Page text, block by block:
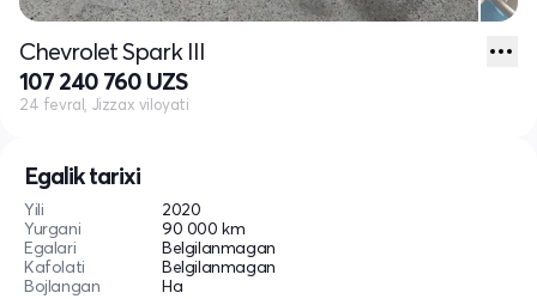
Egalik tarixi
Yili
2020
Yurgani
90 000 km
Egalari
Belgilanmagan
Kafolati
Belgilanmagan
Bojlangan
Ha
Chevrolet Spark III
107 240 760 UZS
24 fevral, Jizzax viloyati